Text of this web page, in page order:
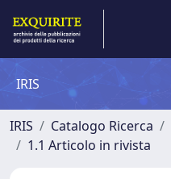
IRIS
IRIS Catalogo Ricerca
1.1 Articolo in rivista